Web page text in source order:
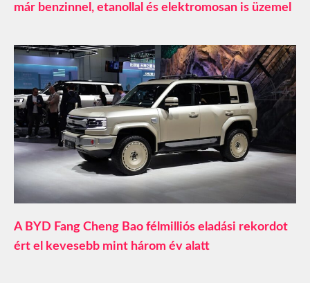
már benzinnel, etanollal és elektromosan is üzemel
A BYD Fang Cheng Bao félmilliós eladási rekordot
ért el kevesebb mint három év alatt